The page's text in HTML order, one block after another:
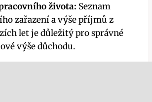
života: Seznam
zařazení a výše příjmů z
let je důležitý pro správné
výše důchodu.